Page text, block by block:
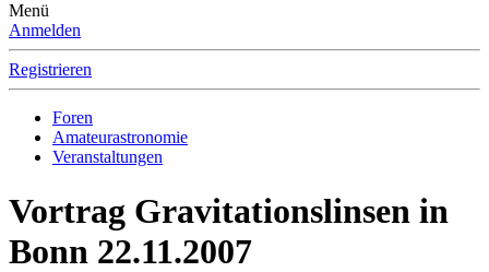
Menü
Anmelden
Registrieren
Foren
Amateurastronomie
Veranstaltungen
Vortrag Gravitationslinsen in
Bonn 22.11.2007